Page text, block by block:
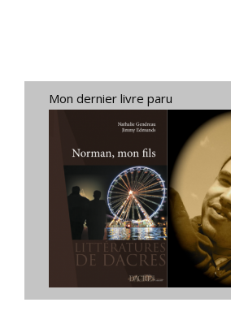
Mon dernier livre paru